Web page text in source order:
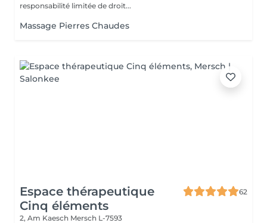
responsabilité limitée de droit...
Massage Pierres Chaudes
Espace thérapeutique
Cinq éléments
62
2, Am Kaesch Mersch L-7593